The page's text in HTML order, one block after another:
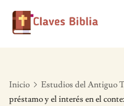
Skip
Inicio Estudios del Antiguo
préstamo y el interés en el